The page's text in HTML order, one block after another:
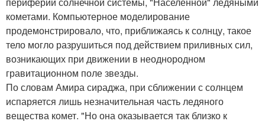
кометами. Компьютерное моделирование
продемонстрировало, что, приближаясь к солнцу, такое
тело могло разрушиться под действием приливных сил,
возникающих при движении в неоднородном
гравитационном поле звезды.
По словам Амира сираджа, при сближении с солнцем
испаряется лишь незначительная часть ледяного
вещества комет. "Но она оказывается так близко к